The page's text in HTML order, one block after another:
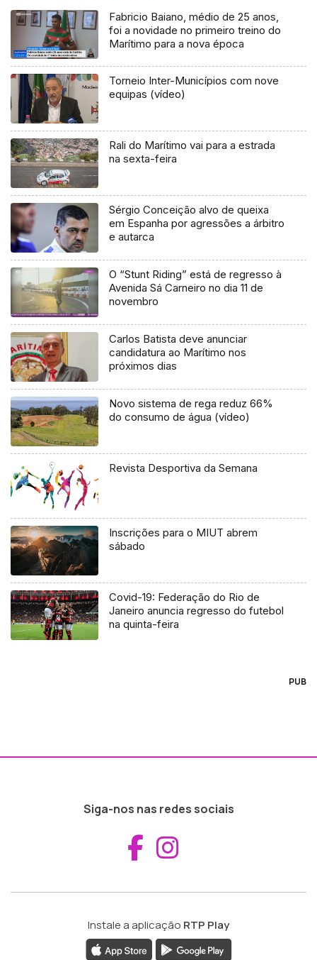
Fabricio Baiano, médio de 25 anos,
foi a novidade no primeiro treino do
Marítimo para a nova época
Torneio Inter-Municípios com nove
equipas (vídeo)
Rali do Marítimo vai para a estrada
na sexta-feira
Sérgio Conceição alvo de queixa
em Espanha por agressões a árbitro
e autarca
O “Stunt Riding” está de regresso à
Avenida Sá Carneiro no dia 11 de
novembro
Carlos Batista deve anunciar
candidatura ao Marítimo nos
próximos dias
Novo sistema de rega reduz 66%
do consumo de água (vídeo)
Revista Desportiva da Semana
Inscrições para o MIUT abrem
sábado
Covid-19: Federação do Rio de
Janeiro anuncia regresso do futebol
na quinta-feira
PUB
Siga-nos nas redes sociais
Aceder ao
Instale a aplicação RTP Play